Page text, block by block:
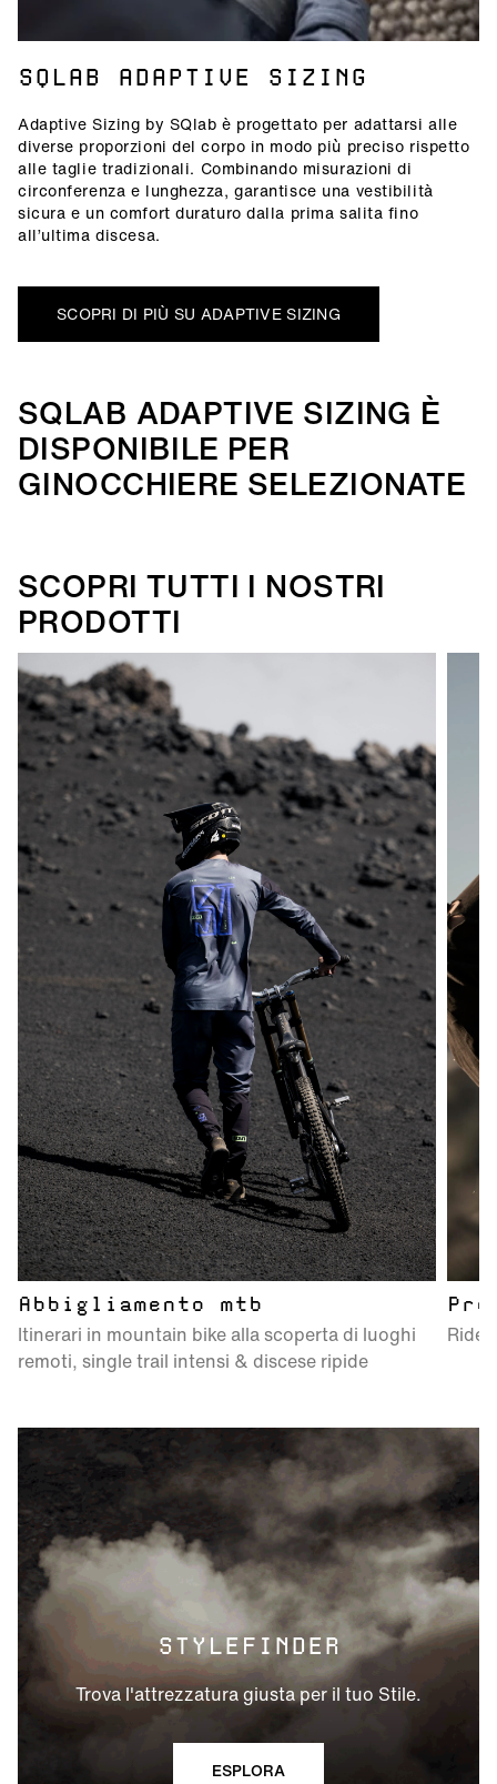
SQLAB ADAPTIVE SIZING
Adaptive Sizing by SQlab è progettato per adattarsi alle
diverse proporzioni del corpo in modo più preciso rispetto
alle taglie tradizionali. Combinando misurazioni di
circonferenza e lunghezza, garantisce una vestibilità
sicura e un comfort duraturo dalla prima salita fino
all’ultima discesa.
SCOPRI DI PIÙ SU ADAPTIVE SIZING
SQLAB ADAPTIVE SIZING È
DISPONIBILE PER
GINOCCHIERE SELEZIONATE
SCOPRI TUTTI I NOSTRI
PRODOTTI
Abbigliamento mtb
Itinerari in mountain bike alla scoperta di luoghi
remoti, single trail intensi & discese ripide
STYLEFINDER
Trova l'attrezzatura giusta per il tuo Stile.
ESPLORA